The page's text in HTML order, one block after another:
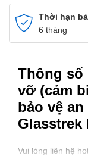
âm
thanh)
bảo
an
toàn
cửa
kính
Paradox
Thời hạn
6 tháng
Thông số
vỡ (cảm
bảo vệ
Glasstrek
Vui lòng liên hệ